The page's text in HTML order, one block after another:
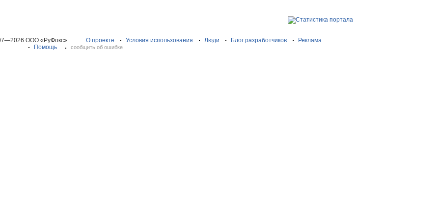
ООО «РуФокс» О проекте Условия использования Люди Блог разработчиков
Реклама
Помощь
сообщить об ошибке